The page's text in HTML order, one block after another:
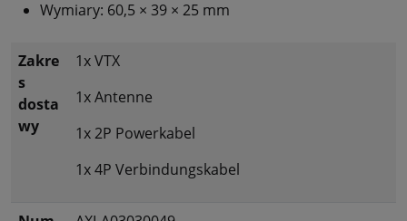
Wymiary: 60,5 × 39 × 25 mm
Zakre
s
dosta
wy
1x VTX
1x Antenne
1x 2P Powerkabel
1x 4P Verbindungskabel